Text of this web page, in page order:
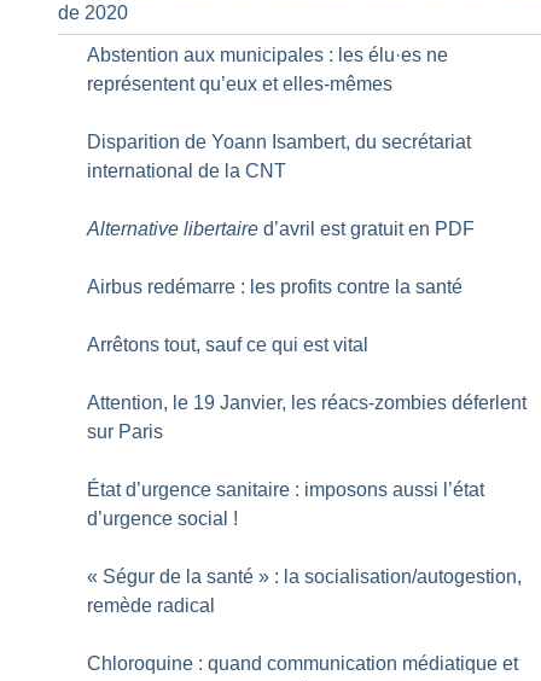
de 2020
Abstention aux municipales : les élu·es ne
représentent qu’eux et elles-mêmes
Disparition de Yoann Isambert, du secrétariat
international de la CNT
Alternative libertaire d’avril est gratuit en PDF
Airbus redémarre : les profits contre la santé
Arrêtons tout, sauf ce qui est vital
Attention, le 19 Janvier, les réacs-zombies déferlent
sur Paris
État d’urgence sanitaire : imposons aussi l’état
d’urgence social !
« Ségur de la santé » : la socialisation/autogestion,
remède radical
Chloroquine : quand communication médiatique et